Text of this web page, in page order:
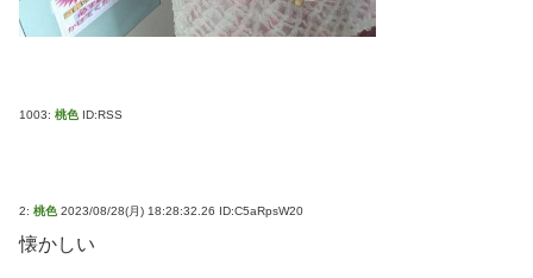
1003: 桃色 ID:RSS
2: 桃色 2023/08/28(月) 18:28:32.26 ID:C5aRpsW20
懐かしい